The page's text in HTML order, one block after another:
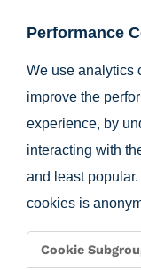
Performance
We use analytics
improve the
experience, by
interacting with
and least
cookies is
Performance
Cookies